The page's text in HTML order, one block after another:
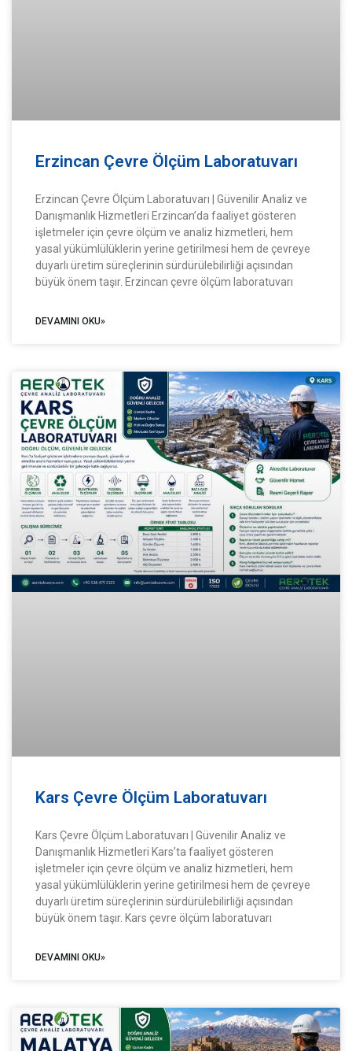
Erzincan Çevre Ölçüm Laboratuvarı
Erzincan Çevre Ölçüm Laboratuvarı | Güvenilir Analiz ve
Danışmanlık Hizmetleri Erzincan’da faaliyet gösteren
işletmeler için çevre ölçüm ve analiz hizmetleri, hem
yasal yükümlülüklerin yerine getirilmesi hem de çevreye
duyarlı üretim süreçlerinin sürdürülebilirliği açısından
büyük önem taşır. Erzincan çevre ölçüm laboratuvarı
DEVAMINI OKU»
Kars Çevre Ölçüm Laboratuvarı
Kars Çevre Ölçüm Laboratuvarı | Güvenilir Analiz ve
Danışmanlık Hizmetleri Kars’ta faaliyet gösteren
işletmeler için çevre ölçüm ve analiz hizmetleri, hem
yasal yükümlülüklerin yerine getirilmesi hem de çevreye
duyarlı üretim süreçlerinin sürdürülebilirliği açısından
büyük önem taşır. Kars çevre ölçüm laboratuvarı
DEVAMINI OKU»